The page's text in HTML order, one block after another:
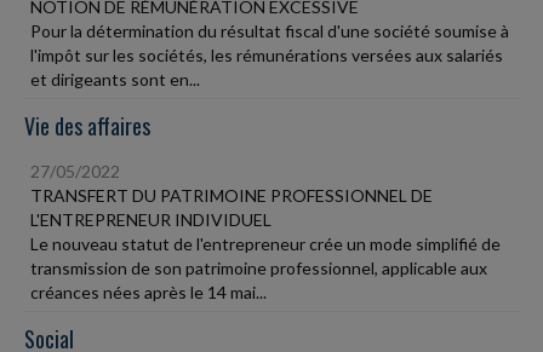
NOTION DE RÉMUNÉRATION EXCESSIVE
Pour la détermination du résultat fiscal d'une société soumise à
l'impôt sur les sociétés, les rémunérations versées aux salariés
et dirigeants sont en...
Vie des affaires
27/05/2022
TRANSFERT DU PATRIMOINE PROFESSIONNEL DE
L'ENTREPRENEUR INDIVIDUEL
Le nouveau statut de l'entrepreneur crée un mode simplifié de
transmission de son patrimoine professionnel, applicable aux
créances nées après le 14 mai...
Social